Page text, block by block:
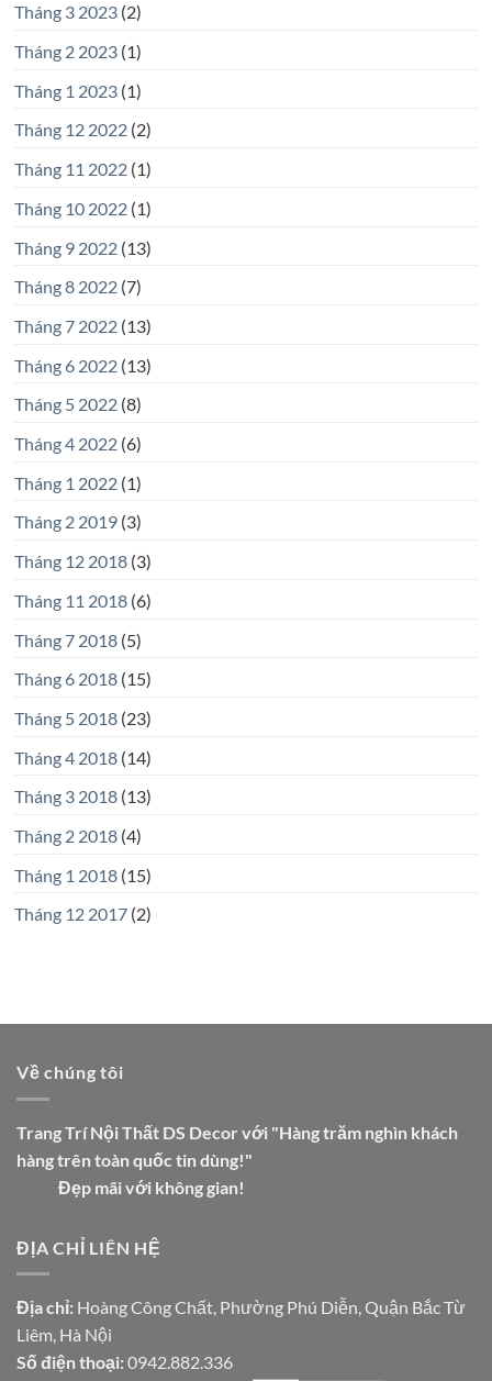
Tháng 3 2023(2)
Tháng 2 2023(1)
Tháng 1 2023(1)
Tháng 12 2022(2)
Tháng 11 2022(1)
Tháng 10 2022(1)
Tháng 9 2022(13)
Tháng 8 2022(7)
Tháng 7 2022(13)
Tháng 6 2022(13)
Tháng 5 2022(8)
Tháng 4 2022(6)
Tháng 1 2022(1)
Tháng 2 2019(3)
Tháng 12 2018(3)
Tháng 11 2018(6)
Tháng 7 2018(5)
Tháng 6 2018(15)
Tháng 5 2018(23)
Tháng 4 2018(14)
Tháng 3 2018(13)
Tháng 2 2018(4)
Tháng 1 2018(15)
Tháng 12 2017(2)
Về chúng tôi
Trang Trí Nội Thất DS Decor với "Hàng trăm nghìn khách
hàng trên toàn quốc tin dùng!"
Đẹp mãi với không gian!
ĐỊA CHỈ LIÊN HỆ
Địa chỉ: Hoàng Công Chất, Phường Phú Diễn, Quận Bắc Từ
Liêm, Hà Nội
Số điện thoại: 0942.882.336